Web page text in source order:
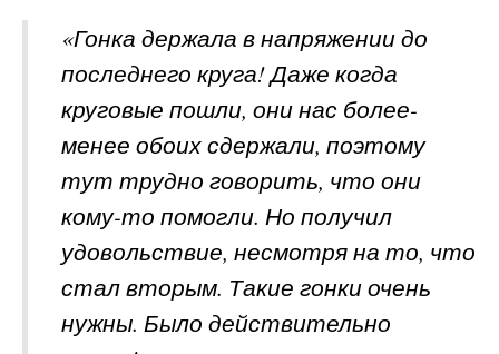
«Гонка держала в напряжении до
последнего круга! Даже когда
круговые пошли, они нас более-
менее обоих сдержали, поэтому
тут трудно говорить, что они
кому-то помогли. Но получил
удовольствие, несмотря на то, что
стал вторым. Такие гонки очень
нужны. Было действительно